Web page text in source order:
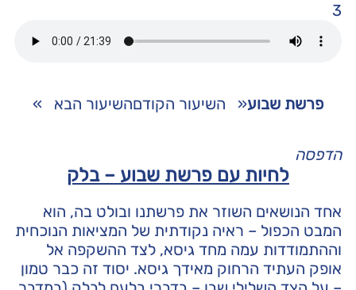
3
פרשת שבוע« השיעור הקודםהשיעור הבא »
הדפסה
לחיות עם פרשת שבוע – בלק
אחד הנושאים השוזר את פרשתנו ובולט בה, הוא
המבט הכפול – ראיה נקודתית של המציאות הנוכחית
וההתמודדות עמה מחד גיסא, לצד ההשקפה אל
אופק העתיד הרחוק מאידך גיסא. יסוד זה כבר טמון